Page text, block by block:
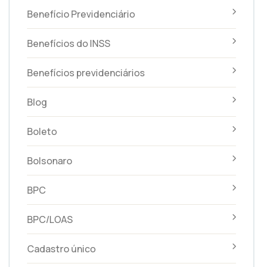
Benefício Previdenciário
Benefícios do INSS
Benefícios previdenciários
Blog
Boleto
Bolsonaro
BPC
BPC/LOAS
Cadastro único